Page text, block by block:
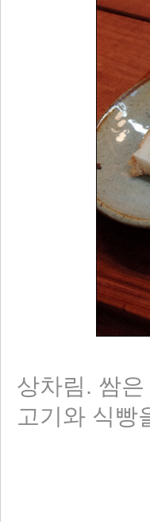
상차림. 쌈
고기와 식빵